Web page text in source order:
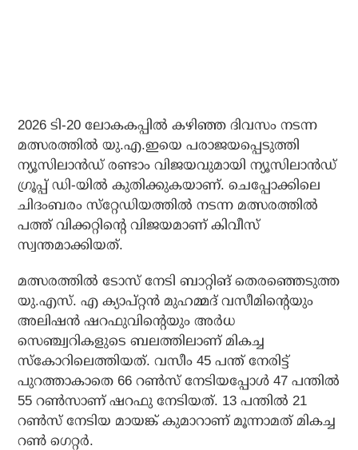
2026 ടി-20 ലോകകപ്പില്‍ കഴിഞ്ഞ ദിവസം നടന്ന
മത്സരത്തില്‍ യു.എ.ഇയെ പരാജയപ്പെടുത്തി
ന്യൂസിലാന്‍ഡ് രണ്ടാം വിജയവുമായി ന്യൂസിലാന്‍ഡ്
ഗ്രൂപ്പ് ഡി-യില്‍ കുതിക്കുകയാണ്. ചെപ്പോക്കിലെ
ചിദംബരം സ്‌റ്റേഡിയത്തില്‍ നടന്ന മത്സരത്തില്‍
പത്ത് വിക്കറ്റിന്റെ വിജയമാണ് കിവീസ്
സ്വന്തമാക്കിയത്.
മത്സരത്തില്‍ ടോസ് നേടി ബാറ്റിങ് തെരഞ്ഞെടുത്ത
യു.എസ്. എ ക്യാപ്റ്റന്‍ മുഹമ്മദ് വസീമിന്റെയും
അലിഷന്‍ ഷറഫുവിന്റെയും അര്‍ധ
സെഞ്ച്വറികളുടെ ബലത്തിലാണ് മികച്ച
സ്‌കോറിലെത്തിയത്. വസീം 45 പന്ത് നേരിട്ട്
പുറത്താകാതെ 66 റണ്‍സ് നേടിയപ്പോള്‍ 47 പന്തില്‍
55 റണ്‍സാണ് ഷറഫു നേടിയത്. 13 പന്തില്‍ 21
റണ്‍സ് നേടിയ മായങ്ക് കുമാറാണ് മൂന്നാമത് മികച്ച
റണ്‍ ഗെറ്റര്‍.